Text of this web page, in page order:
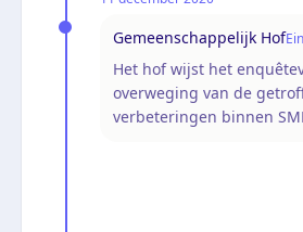
Gemeenschappelijk Hof
Het hof wijst het
overweging van de
verbeteringen binnen